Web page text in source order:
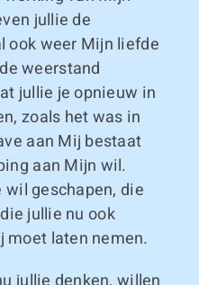
jullie de
ook weer Mijn liefde
weerstand
jullie je opnieuw in
zoals het was in
aan Mij bestaat
aan Mijn wil.
geschapen, die
jullie nu ook
laten nemen.